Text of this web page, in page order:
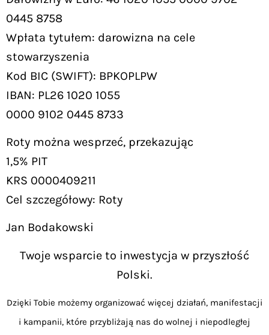
0445 8758
Wpłata tytułem: darowizna na cele
stowarzyszenia
Kod BIC (SWIFT): BPKOPLPW
IBAN: PL26 1020 1055
0000 9102 0445 8733
Roty można wesprzeć, przekazując
1,5% PIT
KRS 0000409211
Cel szczegółowy: Roty
Jan Bodakowski
Twoje wsparcie to inwestycja w przyszłość
Polski.
Dzięki Tobie możemy organizować więcej działań, manifestacji
i kampanii, które przybliżają nas do wolnej i niepodległej